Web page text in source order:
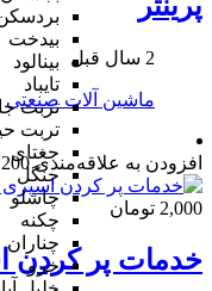
بیدخت
بینالود
تایباد
تربت
تربت
جغتای
جنگل
چاشلو
چکنه
چناران
خرو
پرینتر
2 سال قبل
ماشین آلات صنعتی
افزودن به علاقه‌مندی 1200
2,000 تومان
خدمات پر کردن